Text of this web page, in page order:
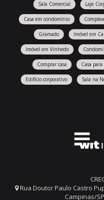
Sala Comercial Laje
Casa em condomínio
Gramado Imóvel em
Imóvel em Vinhedo
Comprar casa Casa
Edifício corporativo Sala na
Rua Doutor Paulo Castro
Campinas/